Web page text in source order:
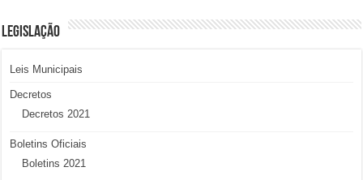
LEGISLAÇÃO
Leis Municipais
Decretos
Decretos 2021
Boletins Oficiais
Boletins 2021